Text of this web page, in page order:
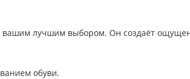
лучшим выбором. Он создаёт
обуви.